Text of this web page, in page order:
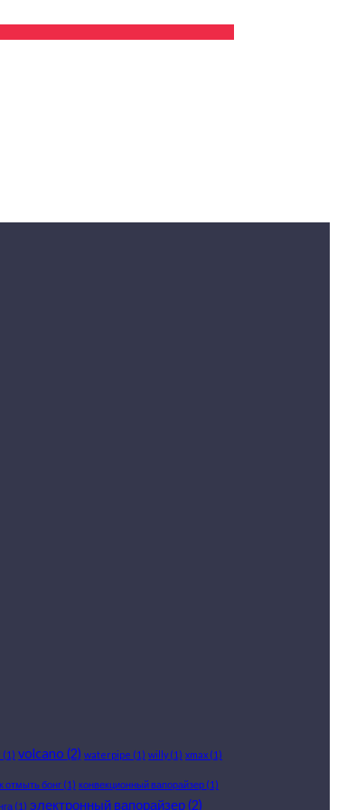
(1) volcano (2) waterpipe (1) willy(1) xmax (1)
отмыть бонг (1) конвекционный вапорайзер (1)
(1) электронный вапорайзер(2)